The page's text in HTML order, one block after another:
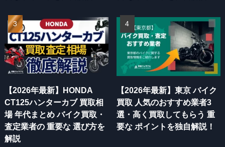
【2026年最新】HONDA
CT125ハンターカブ 買取相
場 年代まとめ バイク買取・
査定業者の 重要な 選び方を
解説
【2026年最新】東京 バイク
買取 人気のおすすめ業者3
選・高く買取してもらう 重
要な ポイントを独自解説！